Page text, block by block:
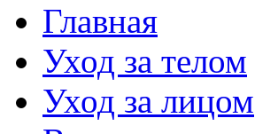
Главная
Уход за телом
Уход за лицом